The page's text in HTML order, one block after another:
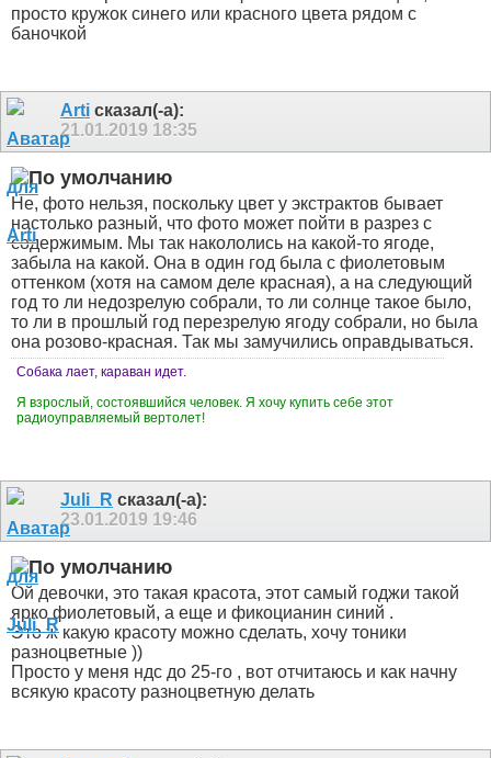
просто кружок синего или красного цвета рядом с
баночкой
Arti сказал(-а):
21.01.2019 18:35
Не, фото нельзя, поскольку цвет у экстрактов бывает
настолько разный, что фото может пойти в разрез с
содержимым. Мы так накололись на какой-то ягоде,
забыла на какой. Она в один год была с фиолетовым
оттенком (хотя на самом деле красная), а на следующий
год то ли недозрелую собрали, то ли солнце такое было,
то ли в прошлый год перезрелую ягоду собрали, но была
она розово-красная. Так мы замучились оправдываться.
Собака лает, караван идет.
Я взрослый, состоявшийся человек. Я хочу купить себе этот
радиоуправляемый вертолет!
Juli_R сказал(-а):
23.01.2019 19:46
Ой девочки, это такая красота, этот самый годжи такой
ярко фиолетовый, а еще и фикоцианин синий .
Это ж какую красоту можно сделать, хочу тоники
разноцветные ))
Просто у меня ндс до 25-го , вот отчитаюсь и как начну
всякую красоту разноцветную делать